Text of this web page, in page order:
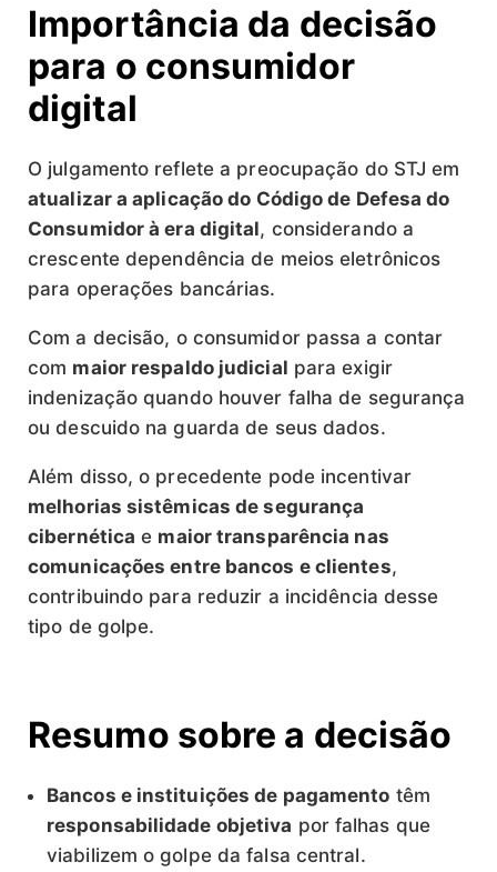
Importância da decisão
para o consumidor
digital
O julgamento reflete a preocupação do STJ em
atualizar a aplicação do Código de Defesa do
Consumidor à era digital, considerando a
crescente dependência de meios eletrônicos
para operações bancárias.
Com a decisão, o consumidor passa a contar
com maior respaldo judicial para exigir
indenização quando houver falha de segurança
ou descuido na guarda de seus dados.
Além disso, o precedente pode incentivar
melhorias sistêmicas de segurança
cibernética e maior transparência nas
comunicações entre bancos e clientes,
contribuindo para reduzir a incidência desse
tipo de golpe.
Resumo sobre a decisão
Bancos e instituições de pagamento têm
responsabilidade objetiva por falhas que
viabilizem o golpe da falsa central.